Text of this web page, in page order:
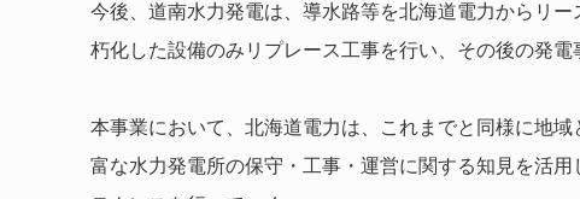
今後、道南水力発電は、導水路等を北海道電力からリ
朽化した設備のみリプレース工事を行い、その後の発電
本事業において、北海道電力は、これまでと同様に地
富な水力発電所の保守・工事・運営に関する知見を活